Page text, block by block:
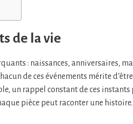
de la vie
: naissances, anniversaires,
de ces événements mérite
un rappel constant de ces instants
pièce peut raconter une histoire.